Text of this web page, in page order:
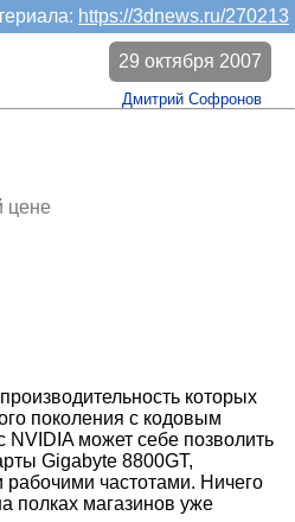
https://3dnews.ru/270213
цене
29 октября 2007
Дмитрий Софронов
которых
поколения с кодовым
может себе позволить
Gigabyte 8800GT,
частотами. Ничего
полках магазинов уже